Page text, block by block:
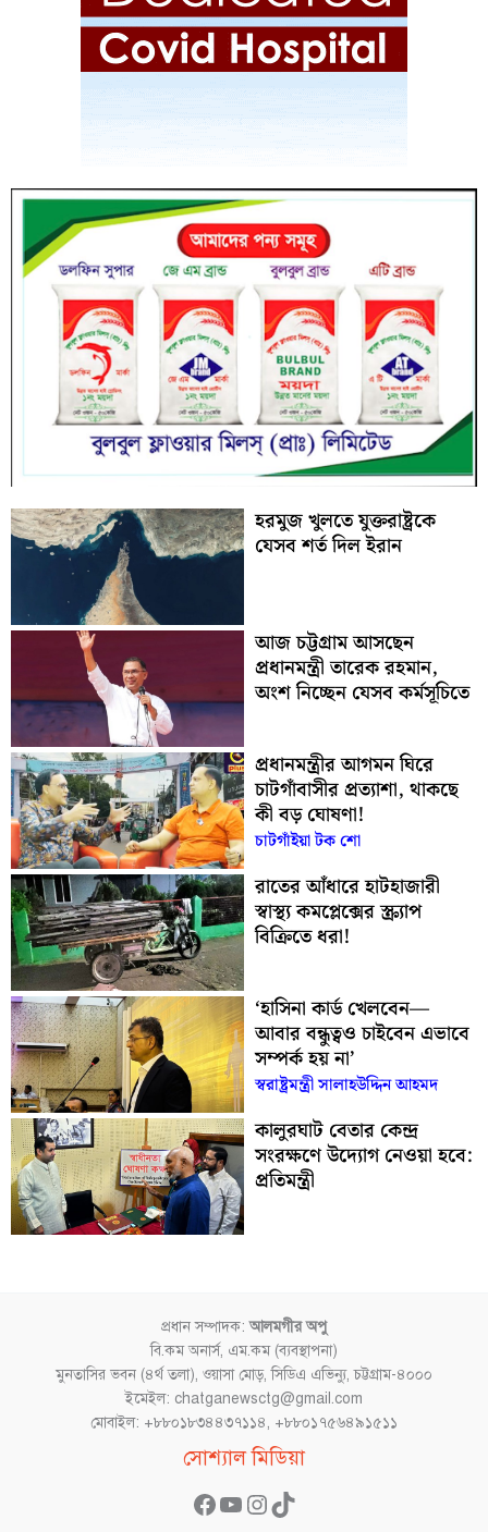
হরমুজ খুলতে যুক্তরাষ্ট্রকে
যেসব শর্ত দিল ইরান
আজ চট্টগ্রাম আসছেন
প্রধানমন্ত্রী তারেক রহমান,
অংশ নিচ্ছেন যেসব কর্মসূচিতে
প্রধানমন্ত্রীর আগমন ঘিরে
চাটগাঁবাসীর প্রত্যাশা, থাকছে
কী বড় ঘোষণা!
চাটগাঁইয়া টক শো
রাতের আঁধারে হাটহাজারী
স্বাস্থ্য কমপ্লেক্সের স্ক্র্যাপ
বিক্রিতে ধরা!
‘হাসিনা কার্ড খেলবেন—
আবার বন্ধুত্বও চাইবেন এভাবে
সম্পর্ক হয় না’
স্বরাষ্ট্রমন্ত্রী সালাহউদ্দিন আহমদ
কালুরঘাট বেতার কেন্দ্র
সংরক্ষণে উদ্যোগ নেওয়া হবে:
প্রতিমন্ত্রী
প্রধান সম্পাদক:আলমগীর অপু
বি.কম অনার্স, এম.কম (ব্যবস্থাপনা)
মুনতাসির ভবন (৪র্থ তলা), ওয়াসা মোড়, সিডিএ এভিন্যু, চট্টগ্রাম-৪০০০
ইমেইল: chatganewsctg@gmail.com
মোবাইল: +৮৮০১৮৩৪৪৩৭১১৪, +৮৮০১৭৫৬৪৯১৫১১
সোশ্যাল মিডিয়া
Facebook
YouTube
Instagram
TikTok